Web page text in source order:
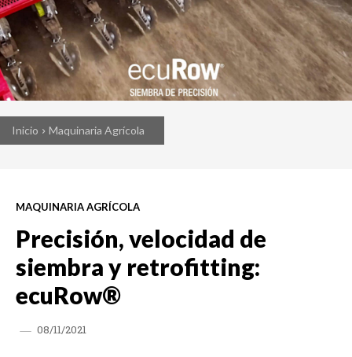
Inicio Maquinaria Agrícola
MAQUINARIA AGRÍCOLA
Precisión, velocidad de
siembra y retrofitting:
ecuRow®
08/11/2021